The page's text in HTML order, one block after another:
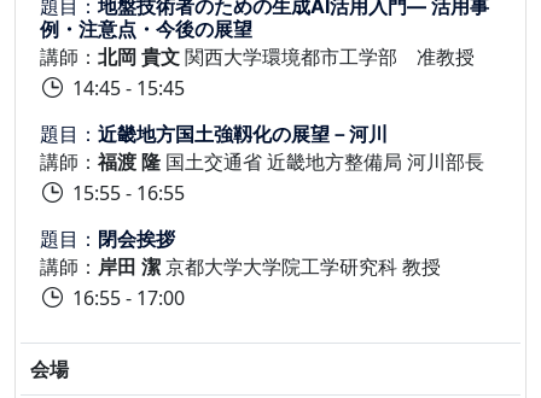
題目： 地盤技術者のための生成AI活用入門― 活用事
例・注意点・今後の展望
講師： 北岡 貴文関西大学環境都市工学部 准教授
14:45 - 15:45
題目： 近畿地方国土強靱化の展望－河川
講師： 福渡 隆 国土交通省 近畿地方整備局 河川部長
15:55 - 16:55
題目： 閉会挨拶
講師： 岸田 潔京都大学大学院工学研究科 教授
16:55 - 17:00
会場